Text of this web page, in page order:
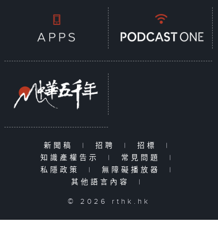
新聞稿 | 招聘 | 招標
|
知識產權告示
| 常見問題
|
私隱政策
| 無障礙播放器
|
其他語言內容
|
© 2026 rthk.hk